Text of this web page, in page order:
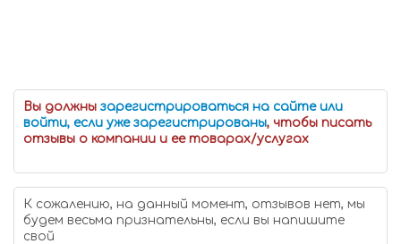
Вы должны зарегистрироваться на сайте или
войти, если уже зарегистрированы, чтобы писать
отзывы о компании и ее товарах/услугах
К сожалению, на данный момент, отзывов нет, мы
будем весьма признательны, если вы напишите
свой